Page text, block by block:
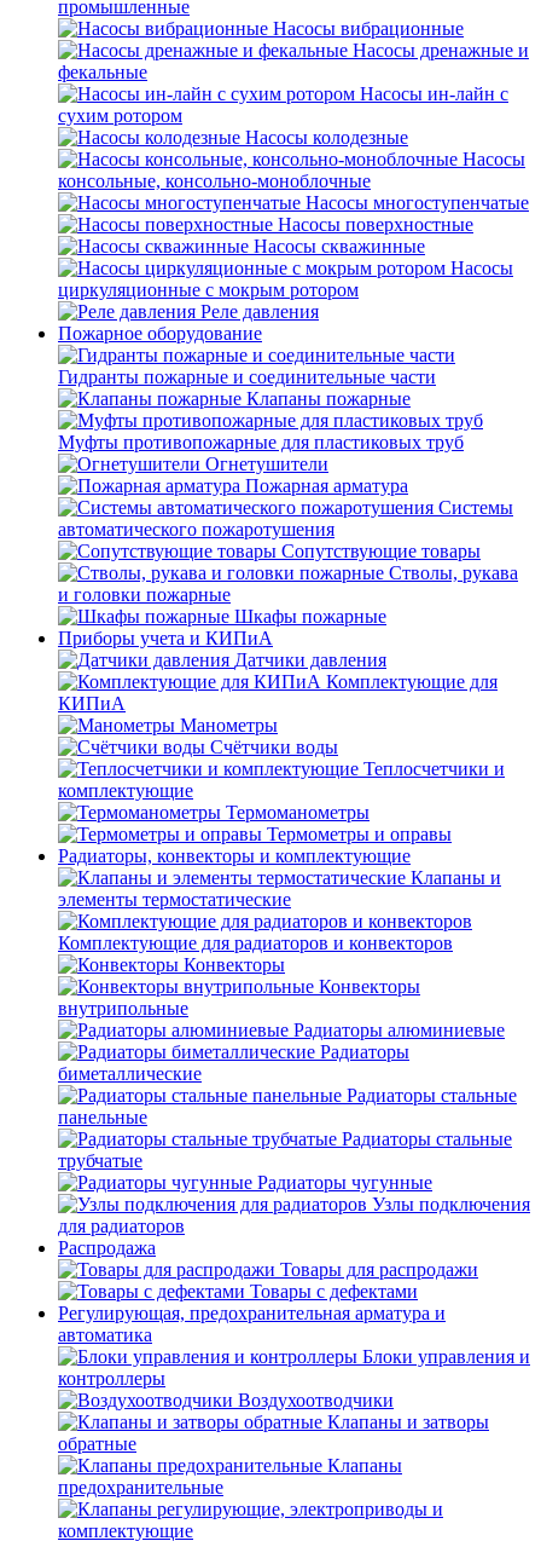
промышленные
Насосы вибрационные
Насосы дренажные и
фекальные
Насосы ин-лайн с
сухим ротором
Насосы колодезные
Насосы
консольные, консольно-моноблочные
Насосы многоступенчатые
Насосы поверхностные
Насосы скважинные
Насосы
циркуляционные с мокрым ротором
Реле давления
Пожарное оборудование
Гидранты пожарные и соединительные части
Клапаны пожарные
Муфты противопожарные для пластиковых труб
Огнетушители
Пожарная арматура
Системы
автоматического пожаротушения
Сопутствующие товары
Стволы, рукава
и головки пожарные
Шкафы пожарные
Приборы учета и КИПиА
Датчики давления
Комплектующие для
КИПиА
Манометры
Счётчики воды
Теплосчетчики и
комплектующие
Термоманометры
Термометры и оправы
Радиаторы, конвекторы и комплектующие
Клапаны и
элементы термостатические
Комплектующие для радиаторов и конвекторов
Конвекторы
Конвекторы
внутрипольные
Радиаторы алюминиевые
Радиаторы
биметаллические
Радиаторы стальные
панельные
Радиаторы стальные
трубчатые
Радиаторы чугунные
Узлы подключения
для радиаторов
Распродажа
Товары для распродажи
Товары с дефектами
Регулирующая, предохранительная арматура и
автоматика
Блоки управления и
контроллеры
Воздухоотводчики
Клапаны и затворы
обратные
Клапаны
предохранительные